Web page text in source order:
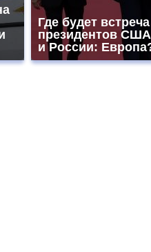
Где будет встреча
президентов США
и России: